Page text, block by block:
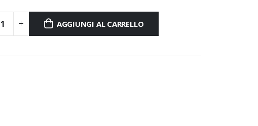
AGGIUNGI AL CARRELLO